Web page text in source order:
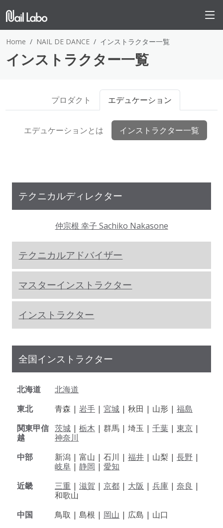
Home NAIL DE DANCE インストラクター一覧
インストラクター一覧
プロダクト エデュケーション
エデュケーションとは インストラクター一覧
テクニカルディレクター
仲宗根 幸子 Sachiko Nakasone
テクニカルアドバイザー
マスターインストラクター
インストラクター
全国インストラクター
北海道
北海道
東北
青森 | 岩手 | 宮城 | 秋田 | 山形 | 福島
関東甲信
越
茨城 | 栃木 | 群馬 | 埼玉 | 千葉 | 東京 |
神奈川
中部
新潟 | 富山 | 石川 | 福井 | 山梨 | 長野 |
岐阜 | 静岡 | 愛知
近畿
三重 | 滋賀 | 京都 | 大阪 | 兵庫 | 奈良 |
和歌山
中国
鳥取 | 島根 | 岡山 | 広島 | 山口